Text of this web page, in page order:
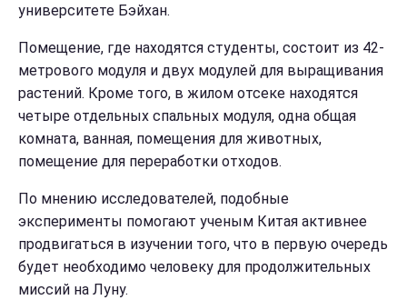
университете Бэйхан.
Помещение, где находятся студенты, состоит из 42-
метрового модуля и двух модулей для выращивания
растений. Кроме того, в жилом отсеке находятся
четыре отдельных спальных модуля, одна общая
комната, ванная, помещения для животных,
помещение для переработки отходов.
По мнению исследователей, подобные
эксперименты помогают ученым Китая активнее
продвигаться в изучении того, что в первую очередь
будет необходимо человеку для продолжительных
миссий на Луну.